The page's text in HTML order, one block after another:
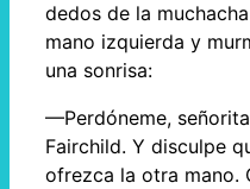
dedos de la
mano izquierda y
una sonrisa:
—Perdóneme, señorita
Fairchild. Y disculpe
ofrezca la otra mano.